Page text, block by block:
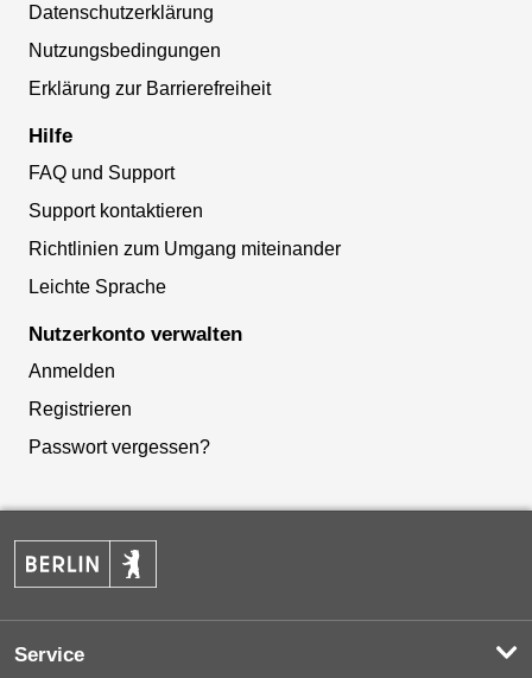
Datenschutzerklärung
Nutzungsbedingungen
Erklärung zur Barrierefreiheit
Hilfe
FAQ und Support
Support kontaktieren
Richtlinien zum Umgang miteinander
Leichte Sprache
Nutzerkonto verwalten
Anmelden
Registrieren
Passwort vergessen?
Service